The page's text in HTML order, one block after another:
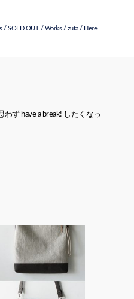
/ SOLD OUT/ Works/ zuta/ Here
ず have a break! したくなっ